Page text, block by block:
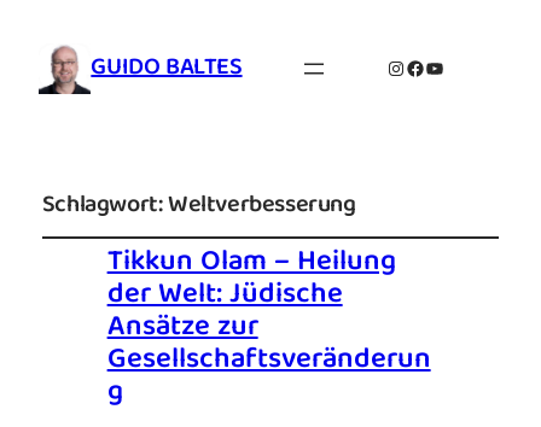
GUIDO BALTES Instagram
Facebook
YouTube
Schlagwort:Weltverbesserung
Tikkun Olam – Heilung
der Welt: Jüdische
Ansätze zur
Gesellschaftsveränderun
g